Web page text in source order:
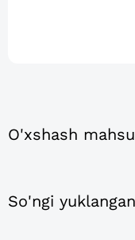
O'xshash
So'ngi